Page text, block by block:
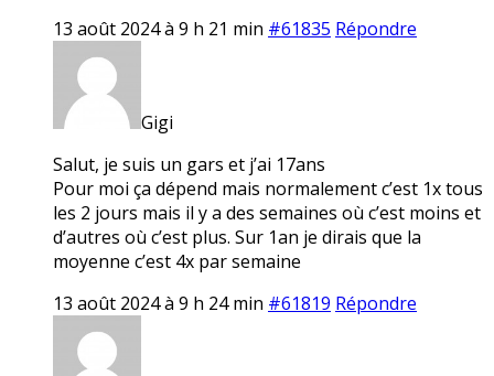
13 août 2024 à 9 h 21 min #61835 Répondre
Gigi
Salut, je suis un gars et j’ai 17ans
Pour moi ça dépend mais normalement c’est 1x tous
les 2 jours mais il y a des semaines où c’est moins et
d’autres où c’est plus. Sur 1an je dirais que la
moyenne c’est 4x par semaine
13 août 2024 à 9 h 24 min #61819 Répondre